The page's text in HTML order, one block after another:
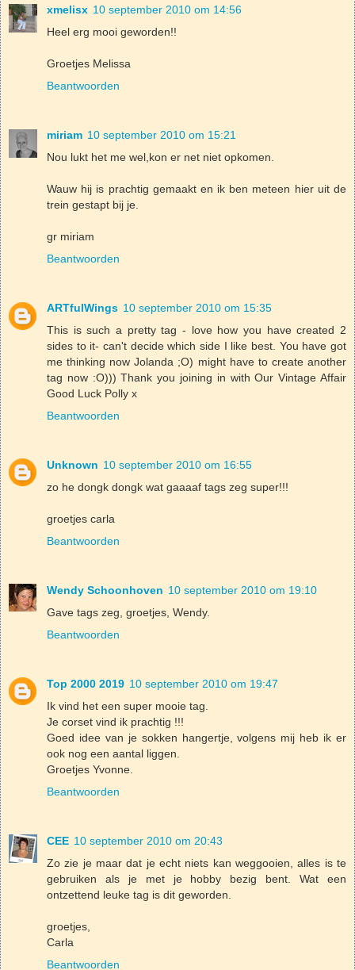
xmelisx 10 september 2010 om 14:56
Heel erg mooi geworden!!
Groetjes Melissa
Beantwoorden
miriam 10 september 2010 om 15:21
Nou lukt het me wel,kon er net niet opkomen.
Wauw hij is prachtig gemaakt en ik ben meteen hier uit de
trein gestapt bij je.
gr miriam
Beantwoorden
ARTfulWings 10 september 2010 om 15:35
This is such a pretty tag - love how you have created 2
sides to it- can't decide which side I like best. You have got
me thinking now Jolanda ;O) might have to create another
tag now :O))) Thank you joining in with Our Vintage Affair
Good Luck Polly x
Beantwoorden
Unknown 10 september 2010 om 16:55
zo he dongk dongk wat gaaaaf tags zeg super!!!
groetjes carla
Beantwoorden
Wendy Schoonhoven 10 september 2010 om 19:10
Gave tags zeg, groetjes, Wendy.
Beantwoorden
Top 2000 2019 10 september 2010 om 19:47
Ik vind het een super mooie tag.
Je corset vind ik prachtig !!!
Goed idee van je sokken hangertje, volgens mij heb ik er
ook nog een aantal liggen.
Groetjes Yvonne.
Beantwoorden
CEE 10 september 2010 om 20:43
Zo zie je maar dat je echt niets kan weggooien, alles is te
gebruiken als je met je hobby bezig bent. Wat een
ontzettend leuke tag is dit geworden.
groetjes,
Carla
Beantwoorden